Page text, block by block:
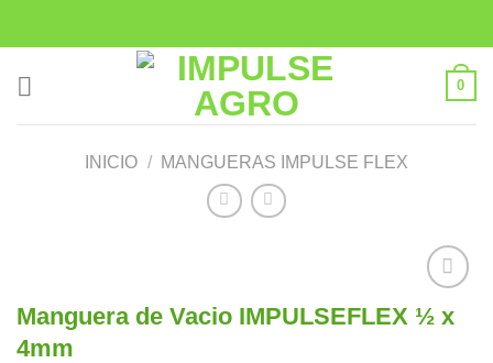
0
INICIO / MANGUERAS IMPULSE FLEX
Añadir
Manguera de Vacio IMPULSEFLEX ½ x
4mm